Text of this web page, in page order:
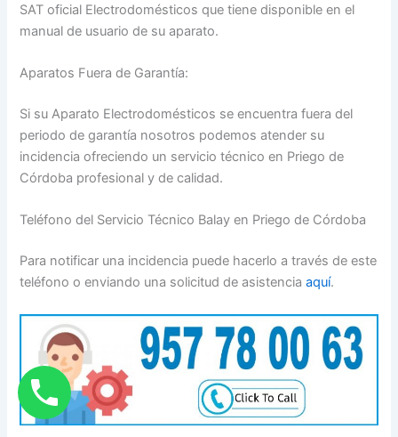
SAT oficial Electrodomésticos que tiene disponible en el
manual de usuario de su aparato.
Aparatos Fuera de Garantía:
Si su Aparato Electrodomésticos se encuentra fuera del
periodo de garantía nosotros podemos atender su
incidencia ofreciendo un servicio técnico en Priego de
Córdoba profesional y de calidad.
Teléfono del Servicio Técnico Balay en Priego de Córdoba
Para notificar una incidencia puede hacerlo a través de este
teléfono o enviando una solicitud de asistenciaaquí.